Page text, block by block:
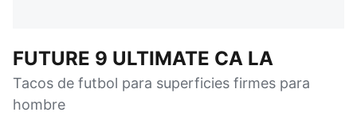
FUTURE 9 ULTIMATE CA LA
Tacos de futbol para superficies firmes para
hombre